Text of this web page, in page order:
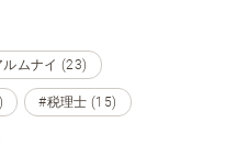
ルムナイ (23)
#税理士 (15)